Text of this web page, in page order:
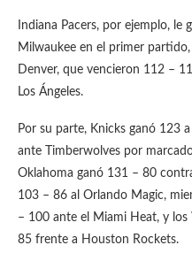
Indiana Pacers, por ejemplo,
Milwaukee en el primer
Denver, que vencieron 112 –
Los Ángeles.
Por su parte, Knicks ganó 123
ante Timberwolves por
Oklahoma ganó 131 – 80
103 – 86 al Orlando Magic,
– 100 ante el Miami Heat, y
85 frente a Houston Rockets.